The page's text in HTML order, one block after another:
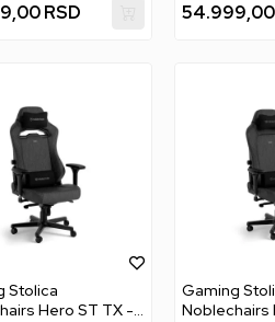
RSD 54.999,00
Stolica
Hero ST TX -
Gaming
Noblechairs